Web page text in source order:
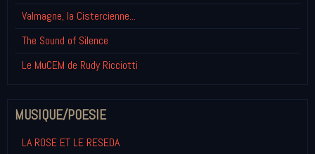
Valmagne, la Cistercienne...
The Sound of Silence
Le MuCEM de Rudy Ricciotti
MUSIQUE/POESIE
LA ROSE ET LE RESEDA